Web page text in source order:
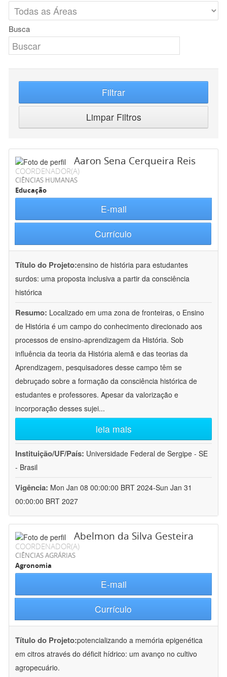
Busca
Filtrar
Limpar Filtros
Aaron Sena Cerqueira Reis
COORDENADOR(A)
CIÊNCIAS HUMANAS
Educação
E-mail
Currículo
Título do Projeto:ensino de história para estudantes
surdos: uma proposta inclusiva a partir da consciência
histórica
Resumo: Localizado em uma zona de fronteiras, o Ensino
de História é um campo do conhecimento direcionado aos
processos de ensino-aprendizagem da História. Sob
influência da teoria da História alemã e das teorias da
Aprendizagem, pesquisadores desse campo têm se
debruçado sobre a formação da consciência histórica de
estudantes e professores. Apesar da valorização e
incorporação desses sujei...
leia mais
Instituição/UF/País: Universidade Federal de Sergipe - SE
- Brasil
Vigência: Mon Jan 08 00:00:00 BRT 2024-Sun Jan 31
00:00:00 BRT 2027
Abelmon da Silva Gesteira
COORDENADOR(A)
CIÊNCIAS AGRÁRIAS
Agronomia
E-mail
Currículo
Título do Projeto:potencializando a memória epigenética
em citros através do déficit hídrico: um avanço no cultivo
agropecuário.